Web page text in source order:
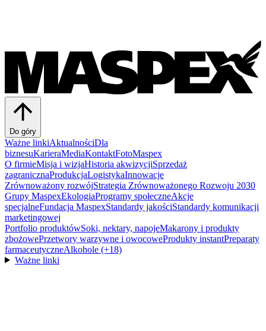
Do góry
Ważne linkiAktualnościDla
biznesuKarieraMediaKontaktFotoMaspex
O firmieMisja i wizjaHistoria akwizycjiSprzedaż
zagranicznaProdukcjaLogistykaInnowacje
Zrównoważony rozwójStrategia Zrównoważonego Rozwoju 2030
Grupy MaspexEkologiaProgramy społeczneAkcje
specjalneFundacja MaspexStandardy jakościStandardy komunikacji
marketingowej
Portfolio produktówSoki, nektary, napojeMakarony i produkty
zbożowePrzetwory warzywne i owocoweProdukty instantPreparaty
farmaceutyczneAlkohole (+18)
Ważne linki